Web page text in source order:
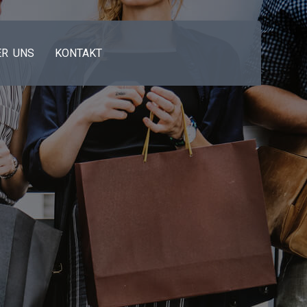
UNS KONTAKT